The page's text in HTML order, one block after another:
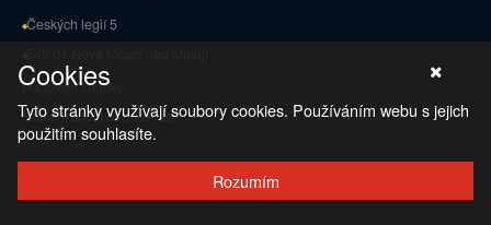
Českých legií 5
Puncovní značky
Vrácení zboží a reklamace
Ochrana osobních údajů
Cookies
Tyto stránky využívají soubory cookies. Používáním webu s jejich
použitím souhlasíte.
Rozumím